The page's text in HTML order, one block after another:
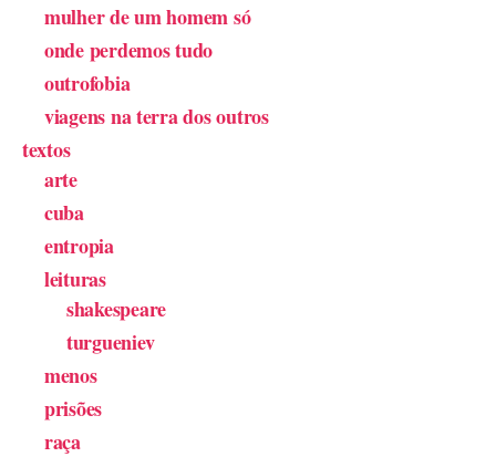
mulher de um homem só
onde perdemos tudo
outrofobia
viagens na terra dos outros
textos
arte
cuba
entropia
leituras
shakespeare
turgueniev
menos
prisões
raça